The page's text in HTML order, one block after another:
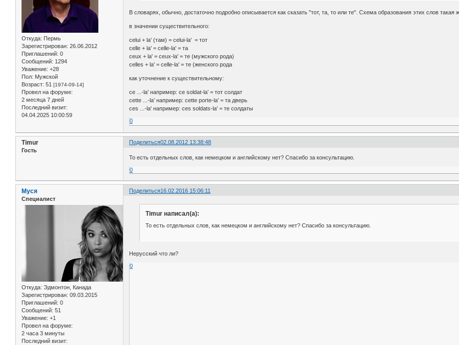
Откуда: Пермь
Зарегистрирован: 26.06.2012
Приглашений: 0
Сообщений: 1294
Уважение: +28
Пол: Мужской
Возраст: 51 [1974-09-14]
Провел на форуме:
2 месяца 7 дней
Последний визит:
04.04.2025 10:00:59
В словарях, обычно, достаточно подробно описывается как сказать "тот, та, то или те". Схема образования этих слов такая
в значении существительного:
celui + la' (там) = celui-la' = тот
celle + la' = celle-la' = та
ceux + la' = ceux-la' = те (мужского рода)
celles + la' = celle-la' = те (женского рода
как уточнение к существительному:
ce ...-la' например: ce soldat-la' = тот солдат
cette ...-la' например: cette porte-la' = та дверь
ces ...-la' например: ces soldats-la' = те солдаты
0
Поделиться02.08.2012 13:38:48
Timur
Гость
То есть отдельных слов, как немецком и английскому нет? Спасибо за консультацию.
0
Поделиться16.02.2016 15:06:11
Муся
Специалист
Откуда: Эдмонтон, Канада
Зарегистрирован: 09.03.2015
Приглашений: 0
Сообщений: 51
Уважение: +1
Провел на форуме:
2 часа 3 минуты
Последний визит:
Timur написал(а):
То есть отдельных слов, как немецком и английскому нет? Спасибо за консультацию.
Нерусский что ли?
0